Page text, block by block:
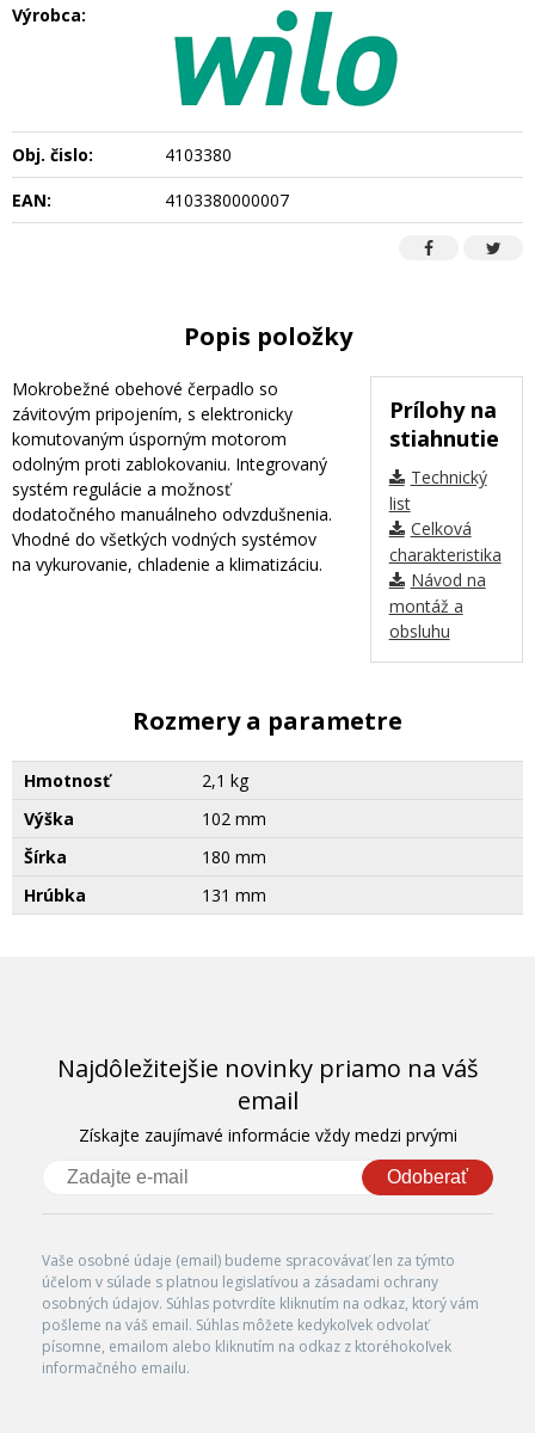
Výrobca:
Obj. čislo:
4103380
EAN:
4103380000007
Popis položky
Prílohy na
stiahnutie
Technický
list
Celková
charakteristika
Návod na
montáž a
obsluhu
Mokrobežné obehové čerpadlo so
závitovým pripojením, s elektronicky
komutovaným úsporným motorom
odolným proti zablokovaniu. Integrovaný
systém regulácie a možnosť
dodatočného manuálneho odvzdušnenia.
Vhodné do všetkých vodných systémov
na vykurovanie, chladenie a klimatizáciu.
Rozmery a parametre
Hmotnosť
2,1 kg
Výška
102 mm
Šírka
180 mm
Hrúbka
131 mm
Najdôležitejšie novinky priamo na váš
email
Získajte zaujímavé informácie vždy medzi prvými
Odoberať
Vaše osobné údaje (email) budeme spracovávať len za týmto
účelom v súlade s platnou legislatívou a zásadami ochrany
osobných údajov. Súhlas potvrdíte kliknutím na odkaz, ktorý vám
pošleme na váš email. Súhlas môžete kedykoľvek odvolať
písomne, emailom alebo kliknutím na odkaz z ktoréhokoľvek
informačného emailu.